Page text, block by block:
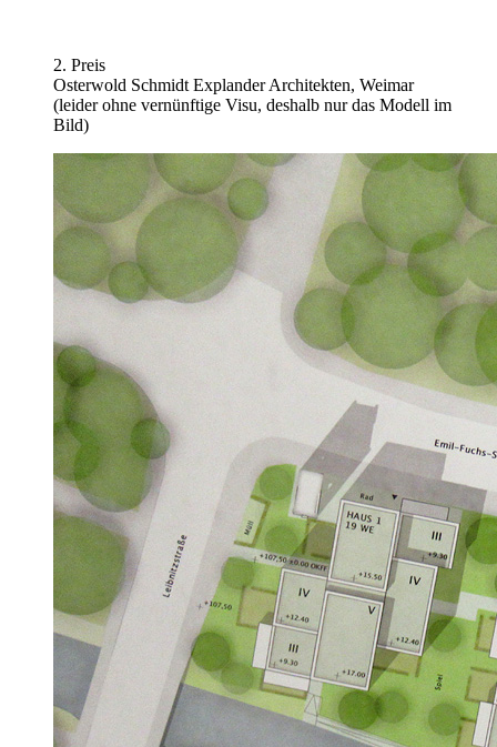
2. Preis
Osterwold Schmidt Explander Architekten, Weimar
(leider ohne vernünftige Visu, deshalb nur das Modell im
Bild)